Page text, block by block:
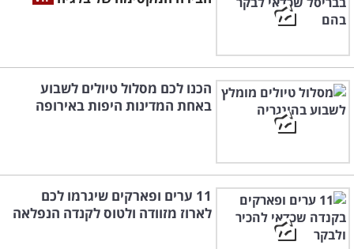
הכנו לכם מסלול טיולים לשבוע
באחת המדינות היפות באירופה
11 ערים ופארקים שיגרמו לכם
לארוז מזוודה ולטוס לקנדה הנפלאה